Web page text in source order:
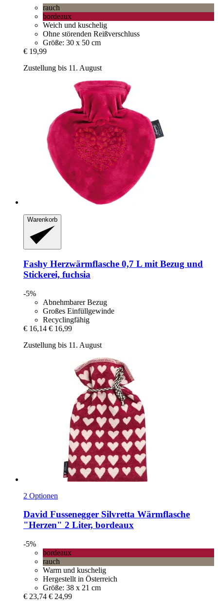
rauch
bordeaux
Weich und kuschelig
Ohne störenden Reißverschluss
Größe: 30 x 50 cm
€ 19,99
Zustellung bis 11. August
Warenkorb
Fashy Herzwärmflasche 0,7 L mit Bezug und
Stickerei, fuchsia
-5%
Abnehmbarer Bezug
Großes Einfüllgewinde
Recyclingfähig
€ 16,14 € 16,99
Zustellung bis 11. August
2 Optionen
David Fussenegger Silvretta Wärmflasche
"Herzen" 2 Liter, bordeaux
-5%
bordeaux
rauch
Warm und kuschelig
Hergestellt in Österreich
Größe: 38 x 21 cm
€ 23,74 € 24,99